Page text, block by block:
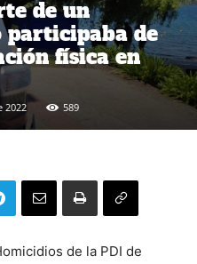
de un
participaba de
física en
2022 589
de la PDI de